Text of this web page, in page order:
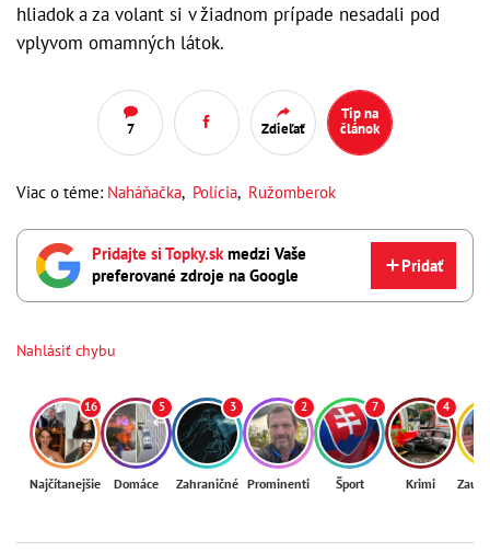
hliadok a za volant si v žiadnom prípade nesadali pod
vplyvom omamných látok.
7 Zdieľať
Tip na
článok
Viac o téme: Naháňačka, Polícia, Ružomberok
Pridajte si Topky.skmedzi Vaše
preferované zdroje na Google
Pridať
Nahlásiť chybu
16
Najčítanejšie
5
Domáce
3
Zahraničné
2
Prominenti
7
Šport
4
Krimi